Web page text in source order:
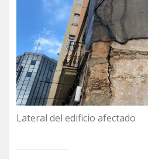
Lateral del edificio afectado